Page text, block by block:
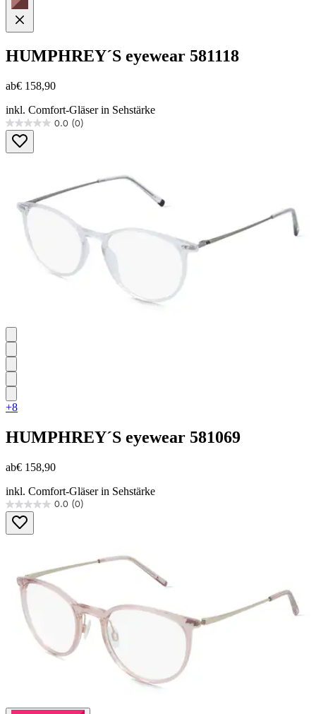
HUMPHREY´S eyewear 581118
ab€ 158,90
inkl. Comfort-Gläser in Sehstärke
0.0 (0)
0.0
von
5
+8
HUMPHREY´S eyewear 581069
ab€ 158,90
inkl. Comfort-Gläser in Sehstärke
0.0 (0)
0.0
von
5